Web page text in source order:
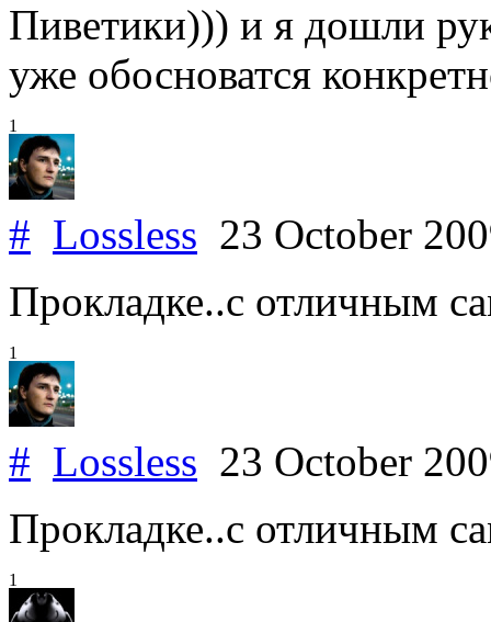
Пиветики))) и я дошли
уже обосноватся
1
# Lossless 23 October
Прокладке..с отличным
1
# Lossless 23 October
Прокладке..с отличным
1